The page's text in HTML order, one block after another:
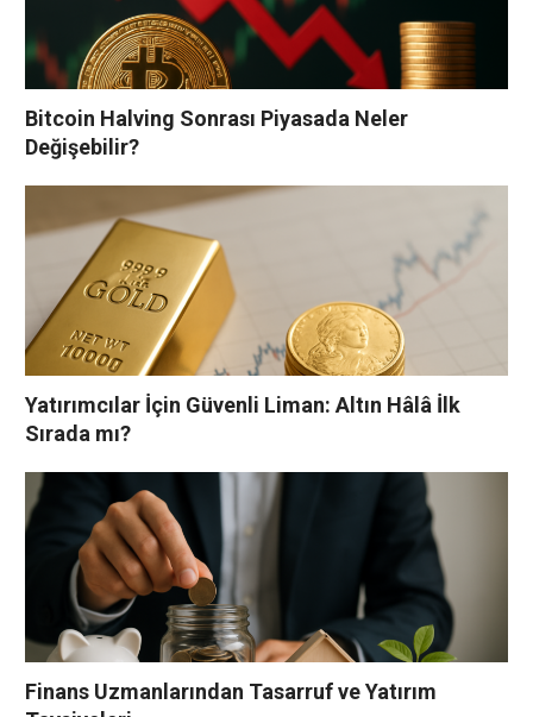
Bitcoin Halving Sonrası Piyasada Neler
Değişebilir?
Yatırımcılar İçin Güvenli Liman: Altın Hâlâ İlk
Sırada mı?
Finans Uzmanlarından Tasarruf ve Yatırım